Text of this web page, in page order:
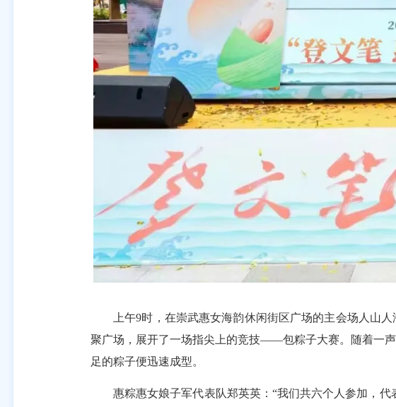
上午9时，在崇武惠女海韵休闲街区广场的主会场人山人
聚广场，展开了一场指尖上的竞技——包粽子大赛。随着一
足的粽子便迅速成型。
惠粽惠女娘子军代表队郑英英：“我们共六个人参加，代